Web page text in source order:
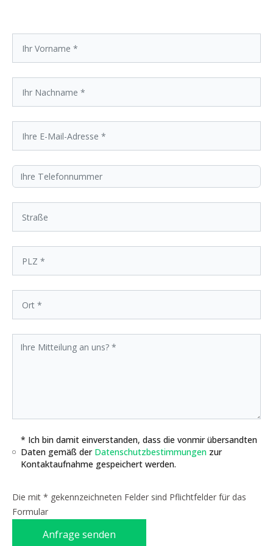
* Ich bin damit einverstanden, dass die vonmir übersandten
Daten gemäß der Datenschutzbestimmungen zur
Kontaktaufnahme gespeichert werden.
Die mit * gekennzeichneten Felder sind Pflichtfelder für das
Formular
Anfrage senden